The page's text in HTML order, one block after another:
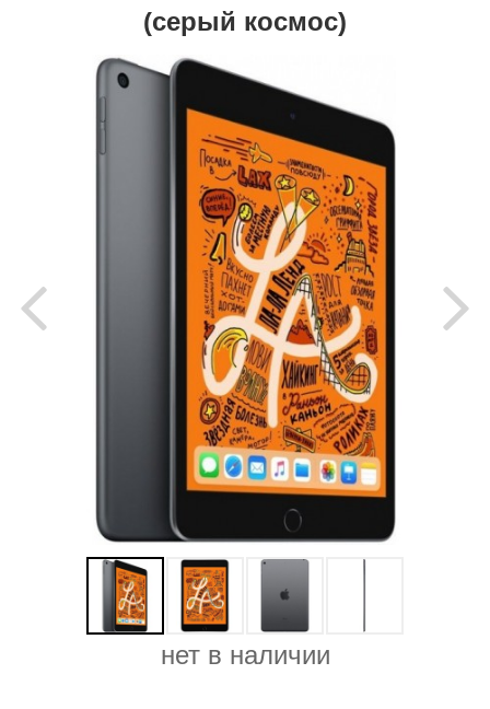
(серый космос)
нет в наличии